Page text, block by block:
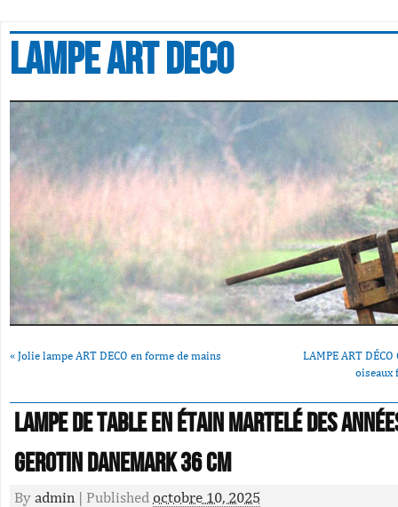
Lampe art deco
« Jolie lampe ART DECO en forme de mains
LAMPE ART
oiseaux
Lampe de table en étain martelé des
GEROTIN Danemark 36 cm
By admin | Published octobre 10, 2025